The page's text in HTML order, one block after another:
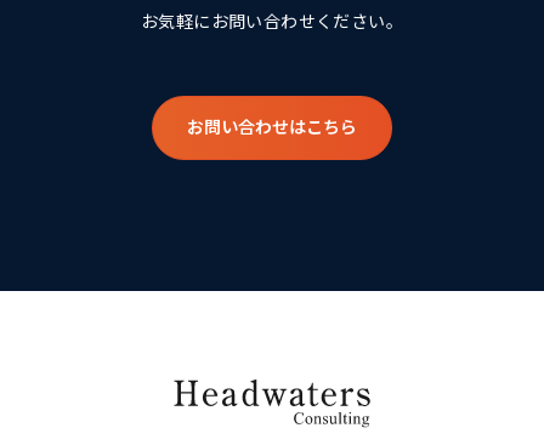
お気軽にお問い合わせください。
お問い合わせはこちら